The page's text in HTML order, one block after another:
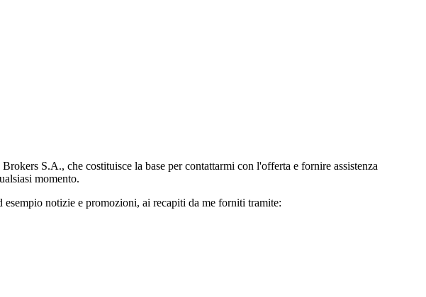
S.A., che costituisce la base per contattarmi con l'offerta e fornire assistenza
momento.
notizie e promozioni, ai recapiti da me forniti tramite: